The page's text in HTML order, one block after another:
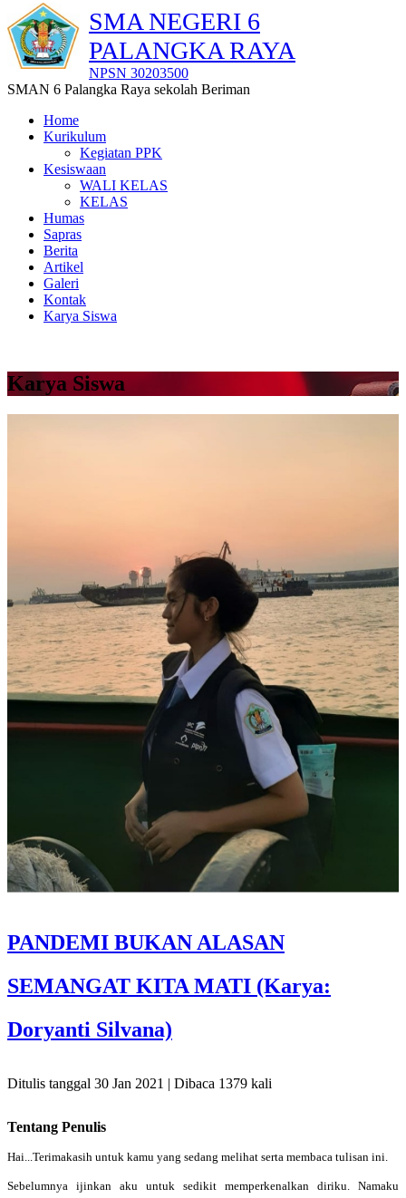
SMA NEGERI 6
PALANGKA RAYA
NPSN 30203500
SMAN 6 Palangka Raya sekolah Beriman
Home
Kurikulum
Kegiatan PPK
Kesiswaan
WALI KELAS
KELAS
Humas
Sapras
Berita
Artikel
Galeri
Kontak
Karya Siswa
Karya Siswa
PANDEMI BUKAN ALASAN
SEMANGAT KITA MATI (Karya:
Doryanti Silvana)
Ditulis tanggal 30 Jan 2021 | Dibaca 1379 kali
Tentang Penulis
Hai...Terimakasih untuk kamu yang sedang melihat serta membaca tulisan ini.
Sebelumnya ijinkan aku untuk sedikit memperkenalkan diriku. Namaku